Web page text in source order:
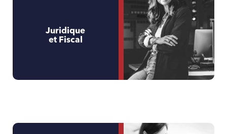
Juridique
et Fiscal